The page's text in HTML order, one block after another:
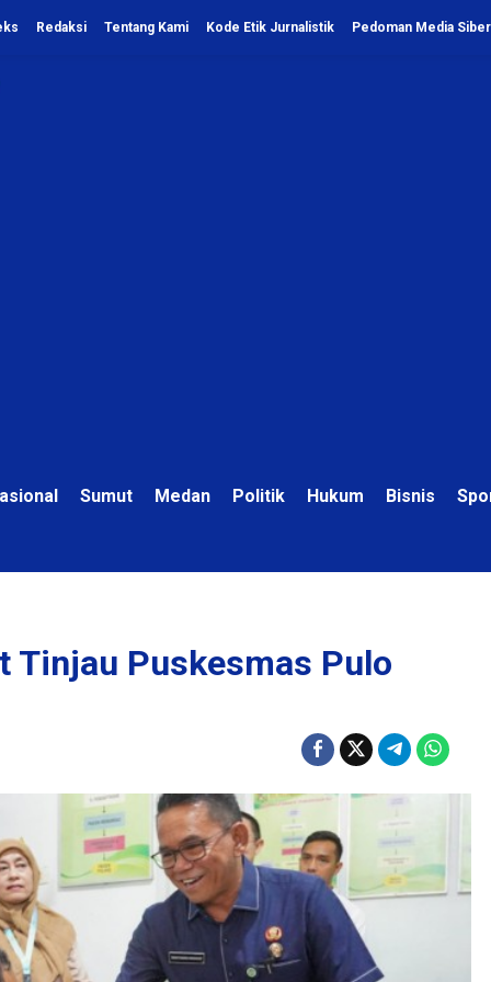
Redaksi Tentang Kami Kode Etik Jurnalistik Pedoman Media Siber
Sumut Medan Politik Hukum Bisnis
Tinjau Puskesmas Pulo